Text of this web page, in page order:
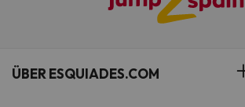
ÜBER ESQUIADES.COM